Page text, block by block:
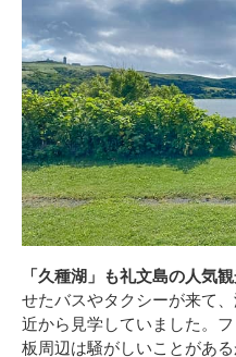
「久種湖」も礼文島の人気
せたバスやタクシーが来て
近から見学していました。
板周辺は騒がしいことがある